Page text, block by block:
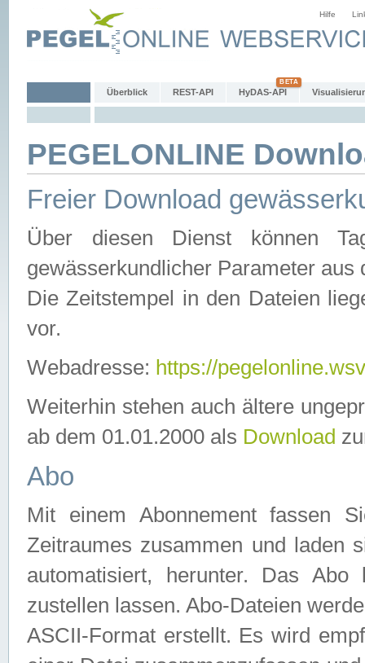
Hilfe
Überblick REST-API HyDAS-API
PEGELONLINE
Freier Download
Über diesen Dienst können
gewässerkundlicher Parameter aus
Die Zeitstempel in den Dateien
vor.
Webadresse: https://
Weiterhin stehen auch ältere
ab dem 01.01.2000 als Download
Abo
Mit einem Abonnement fassen
Zeitraumes zusammen und laden
automatisiert, herunter. Das
zustellen lassen. Abo-Dateien
ASCII-Format erstellt. Es wird